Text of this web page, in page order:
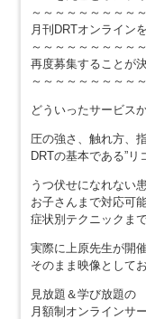
～～～～～～～～～
月刊DRTオンラインを
～～～～～～～～～～
再度募集することが
～～～～～～～～～
どういったサービス
圧の強さ、触れ方、
DRTの基本である”リ
うつ伏せになれない
お子さんまで対応可
症状別テクニックま
実際に上原先生が開
そのまま映像として
見放題＆学び放題の
月額制オンラインサ